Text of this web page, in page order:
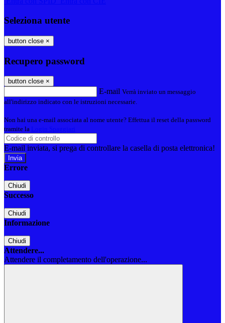
Seleziona utente
button close ×
Recupero password
button close ×
E-mail Verrà inviato un messaggio
all'indirizzo indicato con le istruzioni necessarie.
Non hai una e-mail associata al nome utente? Effettua il reset della password
tramite la
E-mail inviata, si prega di controllare la casella di posta elettronica!
Errore
Chiudi
Successo
Chiudi
Informazione
Chiudi
Attendere...
Attendere il completamento dell'operazione...